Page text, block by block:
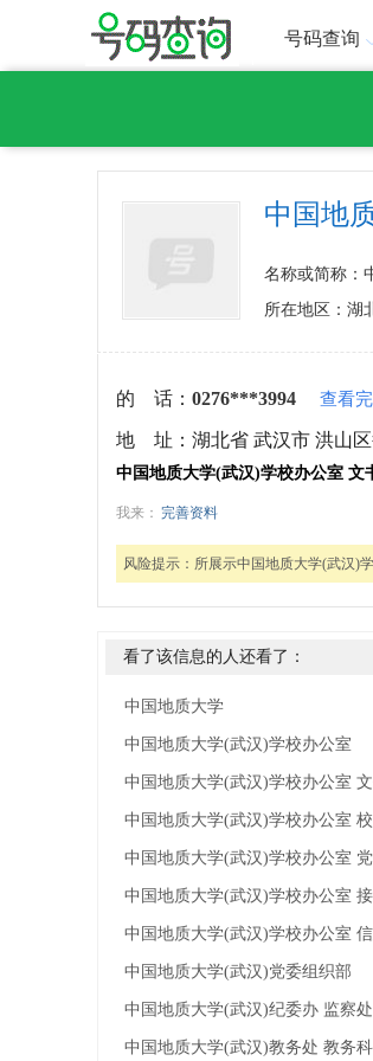
号码查询
中国地
名称或简称：
所在地区：湖
的 话： 0276***3994 查看
地 址： 湖北省 武汉市 洪山
中国地质大学(武汉)学校办公室 文
我来： 完善资料
风险提示： 所展示中国地质大学(武汉)
看了该信息的人还看了：
中国地质大学
中国地质大学(武汉)学校办公室
中国地质大学(武汉)学校办公室
中国地质大学(武汉)学校办公室
中国地质大学(武汉)学校办公室
中国地质大学(武汉)学校办公室
中国地质大学(武汉)学校办公室
中国地质大学(武汉)党委组织部
中国地质大学(武汉)纪委办 监察处
中国地质大学(武汉)教务处 教务科